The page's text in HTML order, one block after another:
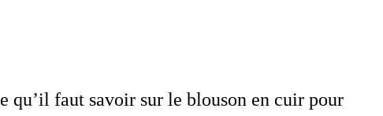
qu’il faut savoir sur le blouson en cuir pour